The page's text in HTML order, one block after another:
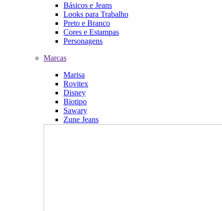
Básicos e Jeans
Looks para Trabalho
Preto e Branco
Cores e Estampas
Personagens
Marcas
Marisa
Rovitex
Disney
Biotipo
Sawary
Zune Jeans